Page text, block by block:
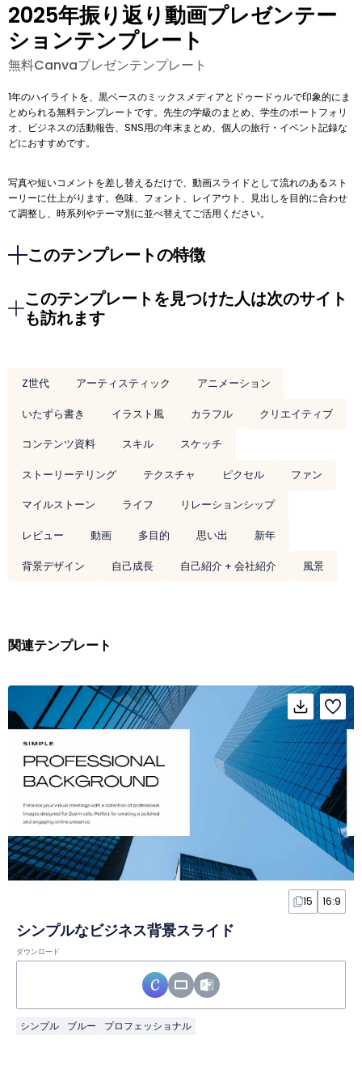
2025年振り返り動画プレゼンテー
ションテンプレート
無料Canvaプレゼンテンプレート
1年のハイライトを、黒ベースのミックスメディアとドゥードゥルで印象的にま
とめられる無料テンプレートです。先生の学級のまとめ、学生のポートフォリ
オ、ビジネスの活動報告、SNS用の年末まとめ、個人の旅行・イベント記録な
どにおすすめです。
写真や短いコメントを差し替えるだけで、動画スライドとして流れのあるスト
ーリーに仕上がります。色味、フォント、レイアウト、見出しを目的に合わせ
て調整し、時系列やテーマ別に並べ替えてご活用ください。
このテンプレートの特徴
このテンプレートを見つけた人は次のサイト
も訪れます
Z世代 アーティスティック
アニメーション
いたずら書き
イラスト風 カラフル
クリエイティブ
コンテンツ資料
スキル
スケッチ
ストーリーテリング
テクスチャ ピクセル
ファン
マイルストーン
ライフ
リレーションシップ
レビュー
動画 多目的 思い出
新年
背景デザイン
自己成長 自己紹介 + 会社紹介 風景
関連テンプレート
15 16:9
シンプルなビジネス背景スライド
ダウンロード
シンプル ブルー プロフェッショナル